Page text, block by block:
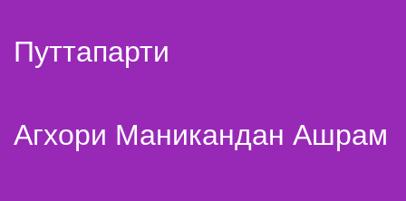
Путтапарти
Агхори Маникандан Ашрам